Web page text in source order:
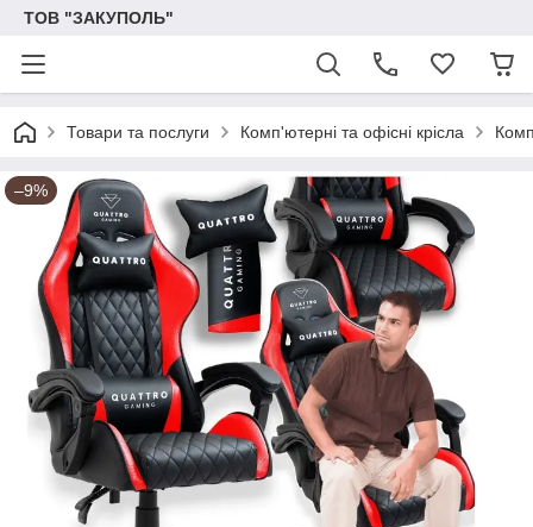
ТОВ "ЗАКУПОЛЬ"
Товари та послуги Комп'ютерні та офісні крісла
–9%